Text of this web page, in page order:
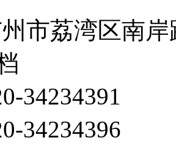
市荔湾区南
34234391
34234396